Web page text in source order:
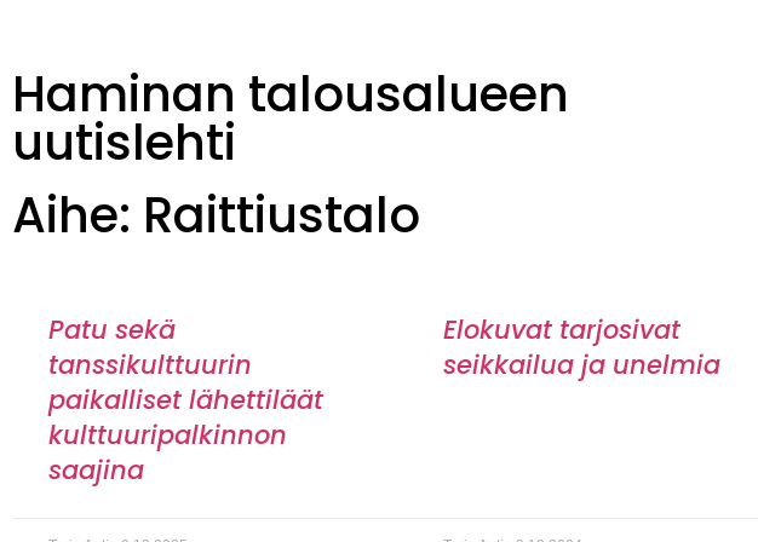
Haminan talousalueen
uutislehti
Aihe: Raittiustalo
Patu sekä
tanssikulttuurin
paikalliset lähettiläät
kulttuuripalkinnon
saajina
Elokuvat tarjosivat
seikkailua ja unelmia